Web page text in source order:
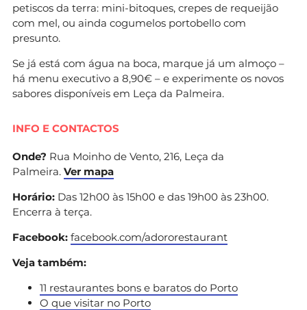
petiscos da terra: mini-bitoques, crepes de requeijão
com mel, ou ainda cogumelos portobello com
presunto.
Se já está com água na boca, marque já um almoço –
há menu executivo a 8,90€ – e experimente os novos
sabores disponíveis em Leça da Palmeira.
INFO E CONTACTOS
Onde? Rua Moinho de Vento, 216, Leça da
Palmeira. Ver mapa
Horário: Das 12h00 às 15h00 e das 19h00 às 23h00.
Encerra à terça.
Facebook: facebook.com/adororestaurant
Veja também:
11 restaurantes bons e baratos do Porto
O que visitar no Porto